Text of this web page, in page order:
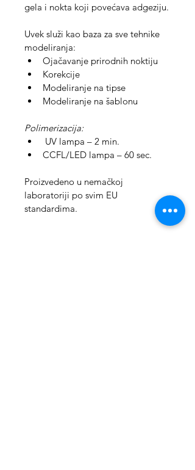
gela i nokta koji povećava adgeziju.
Uvek služi kao baza za sve tehnike
modeliranja:
Ojačavanje prirodnih noktiju
Korekcije
Modeliranje na tipse
Modeliranje na šablonu
Polimerizacija:
UV lampa – 2 min.
CCFL/LED lampa – 60 sec.
Proizvedeno u nemačkoj
laboratoriji po svim EU
standardima.